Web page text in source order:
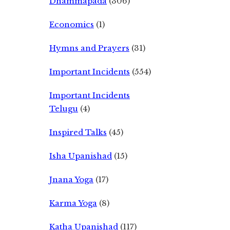
Economics (1)
Hymns and Prayers (31)
Important Incidents (554)
Important Incidents
Telugu (4)
Inspired Talks (45)
Isha Upanishad (15)
Jnana Yoga (17)
Karma Yoga (8)
Katha Upanishad (117)